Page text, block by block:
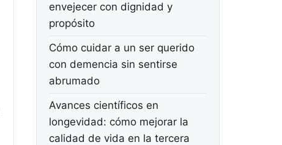
envejecer con dignidad y
propósito
Cómo cuidar a un ser querido
con demencia sin sentirse
abrumado
Avances científicos en
longevidad: cómo mejorar la
calidad de vida en la tercera